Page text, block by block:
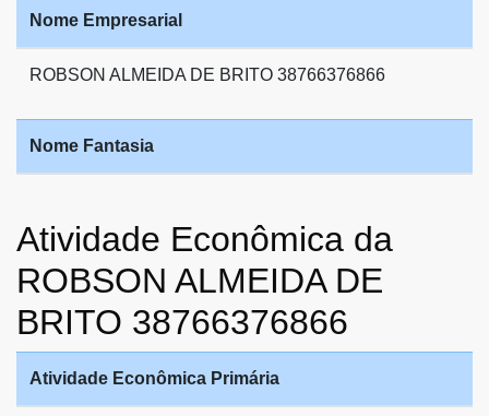
Nome Empresarial
ROBSON ALMEIDA DE BRITO 38766376866
Nome Fantasia
Atividade Econômica da
ROBSON ALMEIDA DE
BRITO 38766376866
Atividade Econômica Primária